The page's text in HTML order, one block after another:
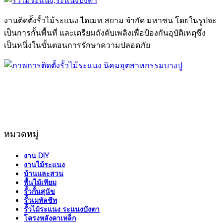
งานติดตั้งรั้วไม้ระแนง ไดเมท สยาม จำกัด มหาชน โดยในรูปจะ
เป็นการกั้นพื้นที่ และเตรียมถังดับเพลิงเพื่อป้องกันอุบัติเหตุซึ่ง
เป็นหนึ่งในขั้นตอนการรักษาความปลอดภัย
หมวดหมู่
งาน DIY
งานไม้ระแนง
บ้านและสวน
พื้นไม้เทียม
รั้วกั้นสุนัข
รั้วเมทัลชีท
รั้วไม้ระแนง ระแนงบังตา
โครงหลังคาเหล็ก